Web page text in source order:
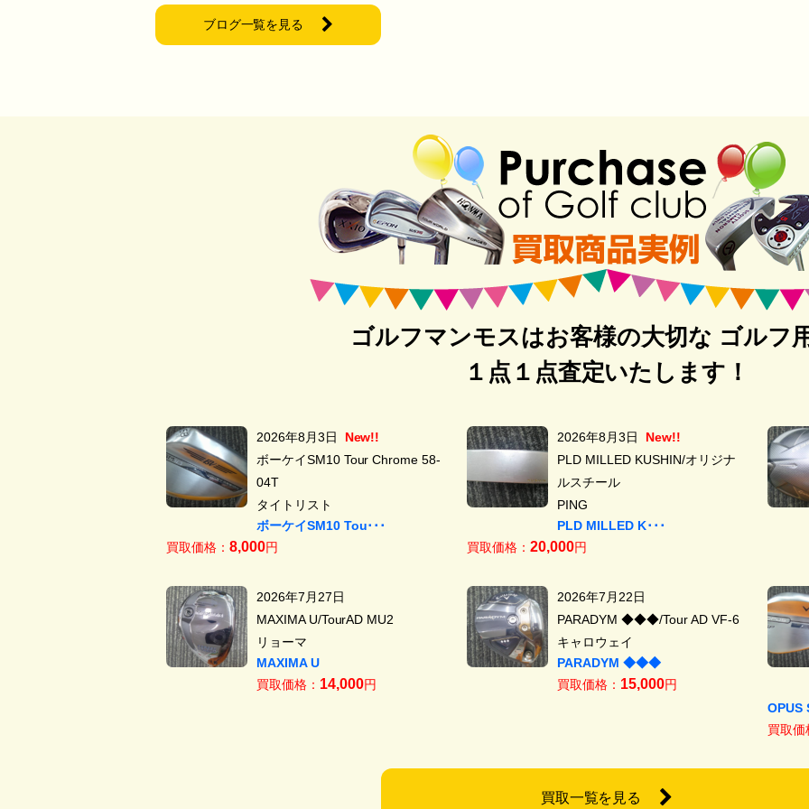
ブログ一覧を見る
ゴルフマンモスはお客様の大切な ゴルフ
１点１点査定いたします！
2026年8月3日
New!!
ボーケイSM10 Tour Chrome 58-
04T
タイトリスト
ボーケイSM10 Tou･･･
買取価格： 8,000円
2026年8月3日
New!!
PLD MILLED KUSHIN/オリジナ
ルスチール
PING
PLD MILLED K･･･
買取価格： 20,000円
2026年7月27日
MAXIMA U/TourAD MU2
リョーマ
MAXIMA U
買取価格： 14,000円
2026年7月22日
PARADYM ◆◆◆/Tour AD VF-6
キャロウェイ
PARADYM ◆◆◆
買取価格： 15,000円
OPUS
買取価
買取一覧を見る